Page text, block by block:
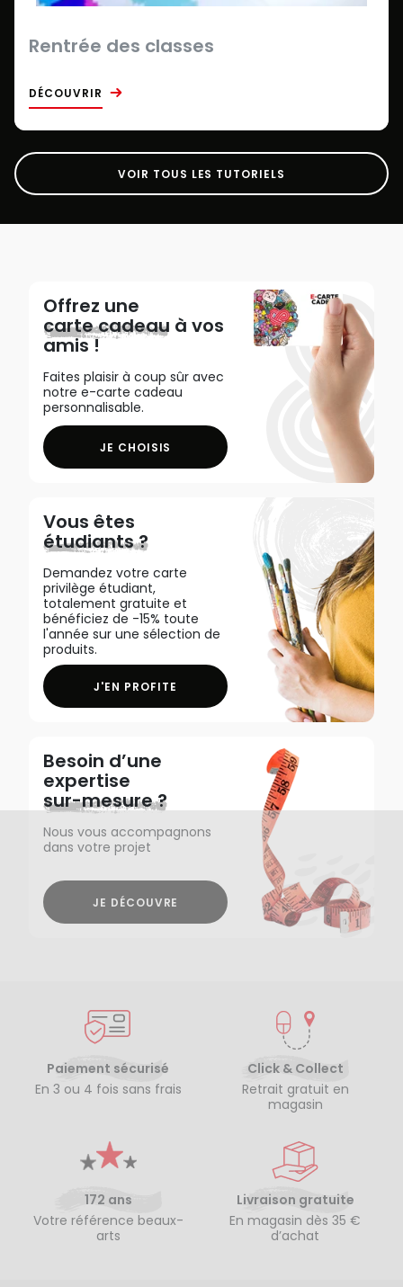
Rentrée des classes
DÉCOUVRIR
VOIR TOUS LES TUTORIELS
Offrez une
carte cadeau à vos
amis !
Faites plaisir à coup sûr avec
notre e-carte cadeau
personnalisable.
JE CHOISIS
Vous êtes
étudiants ?
Demandez votre carte
privilège étudiant,
totalement gratuite et
bénéficiez de -15% toute
l'année sur une sélection de
produits.
J'EN PROFITE
Besoin d’une
expertise
sur-mesure ?
Nous vous accompagnons
dans votre projet
JE DÉCOUVRE
Paiement sécurisé
En 3 ou 4 fois sans frais
Click & Collect
Retrait gratuit en
magasin
172 ans
Votre référence beaux-
arts
Livraison gratuite
En magasin dès 35 €
d’achat